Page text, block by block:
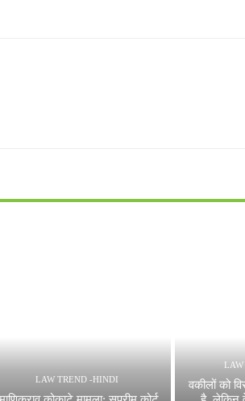
LAW TREND -HINDI
LAW
वकीलों को